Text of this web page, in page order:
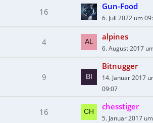
16
Gun-Food
6. Juli 2022 um
4
alpines
6. August 2017
9
Bitnugger
14. Januar 2017
09:07
16
chesstiger
5. Januar 2017